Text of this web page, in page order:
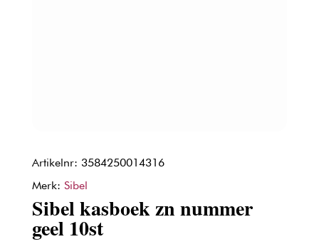
Artikelnr: 3584250014316
Merk: Sibel
Sibel kasboek zn nummer
geel 10st